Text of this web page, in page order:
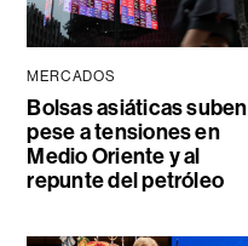
MERCADOS
Bolsas asiáticas suben
pese a tensiones en
Medio Oriente y al
repunte del petróleo